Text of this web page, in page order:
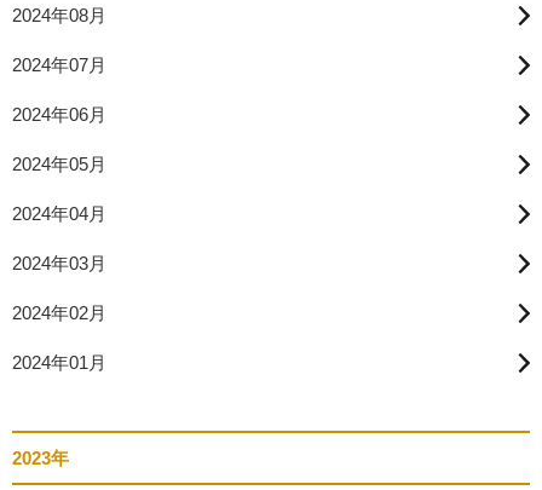
2024年08月
2024年07月
2024年06月
2024年05月
2024年04月
2024年03月
2024年02月
2024年01月
2023年